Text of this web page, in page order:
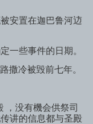
安置在迦巴鲁河䢍
一些事件的日期。
撒冷被毁前七年。
，没有機会供祭司
讲的信息都与圣殿